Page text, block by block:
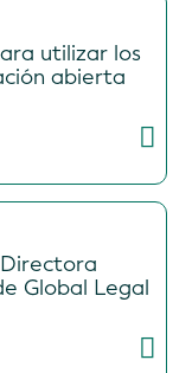
utilizar los
abierta
Global Legal